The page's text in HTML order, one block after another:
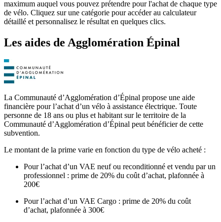
maximum auquel vous pouvez prétendre pour l'achat de chaque type
de vélo. Cliquez sur une catégorie pour accéder au calculateur
détaillé et personnalisez le résultat en quelques clics.
Les aides de Agglomération Épinal
La Communauté d’Agglomération d’Épinal propose une aide
financière pour l’achat d’un vélo à assistance électrique. Toute
personne de 18 ans ou plus et habitant sur le territoire de la
Communauté d’Agglomération d’Épinal peut bénéficier de cette
subvention.
Le montant de la prime varie en fonction du type de vélo acheté :
Pour l’achat d’un VAE neuf ou reconditionné et vendu par un
professionnel : prime de 20% du coût d’achat, plafonnée à
200€
Pour l’achat d’un VAE Cargo : prime de 20% du coût
d’achat, plafonnée à 300€